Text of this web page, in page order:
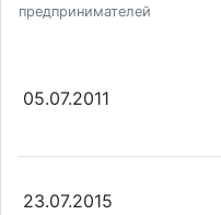
предпринимателей
05.07.2011
23.07.2015